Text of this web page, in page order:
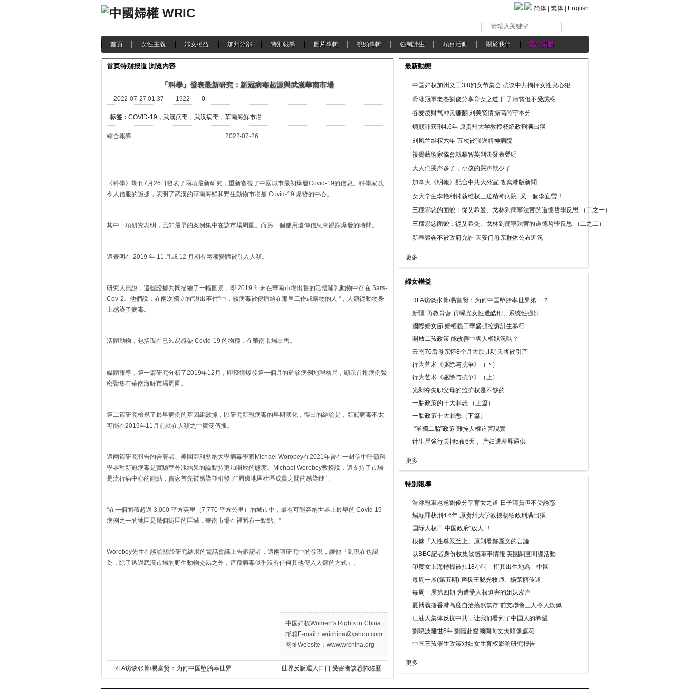
简体 繁体 English
请输入关键字
首頁 女性主義 婦女權益 加州分部 特別報導 圖片專輯 視頻專輯 強制計生 項目活動 關於我們 愛心捐贈
首页特别报道 浏览内容
「科學」發表最新研究：新冠病毒起源與武漢華南市場
2022-07-27 01:37 1922 0
标签： COVID-19 ， 武漢病毒，武汉病毒 ， 華南海鮮市場
綜合報導 2022-07-26
《科學》期刊7月26日發表了兩項最新研究，重新審視了中國城市最初爆發Covid-19的信息。科學家以
令人信服的證據，表明了武漢的華南海鮮和野生動物市場是 Covid-19 爆發的中心。
其中一項研究表明，已知最早的案例集中在該市場周圍。而另一個使用遺傳信息來跟踪爆發的時間。
這表明在 2019 年 11 月或 12 月初有兩種變體被引入人類。
研究人員說，這些證據共同描繪了一幅圖景，即 2019 年末在華南市場出售的活體哺乳動物中存在 Sars-
Cov-2。他們說，在兩次獨立的“溢出事件”中，該病毒被傳播給在那里工作或購物的人 “，人類從動物身
上感染了病毒。
活體動物，包括現在已​​知易感染 Covid-19 的物​​種，在華南市場出售。
媒體報導，第一篇研究分析了2019年12月，即疫情爆發第一個月的確診病例地理格局，顯示首批病例緊
密聚集在華南海鮮市場周圍。
第二篇研究檢視了最早病例的基因組數據，以研究新冠病毒的早期演化，得出的結論是，新冠病毒不太
可能在2019年11月前就在人類之中廣泛傳播。
這兩篇研究報告的合著者、美國亞利桑納大學病毒學家Michael Worobey在2021年曾在一封信中呼籲科
學界對新冠病毒是實驗室外洩結果的論點持更加開放的態度。Michael Worobey教授說，這支持了市場
是流行病中心的觀點，賣家首先被感染並引發了“周邊地區社區成員之間的感染鏈” .
“在一個面積超過 3,000 平方英里（7,770 平方公里）的城市中，最有可能容納世界上最早的 Covid-19
病例之一的地區是幾個街區的區域，華南市場在裡面有一點點。”
Worobey先生在談論關於研究結果的電話會議上告訴記者，這兩項研究中的發現，讓他「到現在也認
為，除了透過武漢市場的野生動物交易之外，這種病毒似乎沒有任何其他傳入人類的方式」。
中国妇权Women’s Rights in China
邮箱E-mail：wrichina@yahoo.com
网址Website：www.wrchina.org
RFA访谈张菁/易富贤：为何中国堕胎率世界第一？ 世界反販運人口日 受害者談恐怖經歷
最新動態
中国妇权加州义工3.8妇女节集会 抗议中共拘押女性良心犯
滑冰冠軍老爸劉俊分享育女之道 日子清貧但不受誘惑
谷爱凌财气冲天赚翻 刘美贤情操高尚守本分
煽颠罪获刑4.6年 原贵州大学教授杨绍政刑满出狱
刘凤兰维权六年 五次被强送精神病院
視覺藝術家協會就黎智英判決發表聲明
大人们哭声多了，小孩的哭声就少了
加拿大《明報》配合中共大外宣 改寫港版新聞
女大学生李艳利讨薪维权三送精神病院 又一個李宜雪！
三種邪惡的面貌：從艾希曼、戈林到簡寧法官的道德哲學反思 （二之一）
三種邪惡面貌：從艾希曼、戈林到簡寧法官的道德哲學反思 （二之二）
新春聚会不被政府允許 天安门母亲群体公布近況
更多
婦女權益
RFA访谈张菁/易富贤：为何中国堕胎率世界第一？
新疆“再教育营”再曝光女性遭酷刑、系统性强奸
國際婦女節 婦權義工華盛頓控訴計生暴行
開放二孩政策 能改善中國人權狀況嗎？
云南70后母亲怀8个月大胎儿明天将被引产
行为艺术《驱除与抗争》（下）
行为艺术《驱除与抗争》（上）
光剥夺失职父母的监护权是不够的
一胎政策的十大罪恶 （上篇）
一胎政策十大罪恶（下篇）
“單獨二胎”政策 難掩人權迫害現實
计生局強行关押5夜6天， 产妇遭羞辱逼供
更多
特別報導
滑冰冠軍老爸劉俊分享育女之道 日子清貧但不受誘惑
煽颠罪获刑4.6年 原贵州大学教授杨绍政刑满出狱
国际人权日 中国政府“放人“！
根據「人性尊嚴至上」原則看鄭麗文的言論
以BBC記者身份收集敏感軍事情報 英國調查間諜活動
印度女上海轉機被扣18小時 指其出生地為「中國」
每周一展(第五期) 声援王晓光牧师、杨荣丽传道
每周一展第四期 为遭受人权迫害的姐妹发声
夏博義指香港高度自治蕩然無存 前支聯會三人令人欽佩
江油人集体反抗中共，让我们看到了中国人的希望
劉曉波離世8年 劉霞赴愛爾蘭向丈夫頭像獻花
中国三孩催生政策对妇女生育权影响研究报告
更多